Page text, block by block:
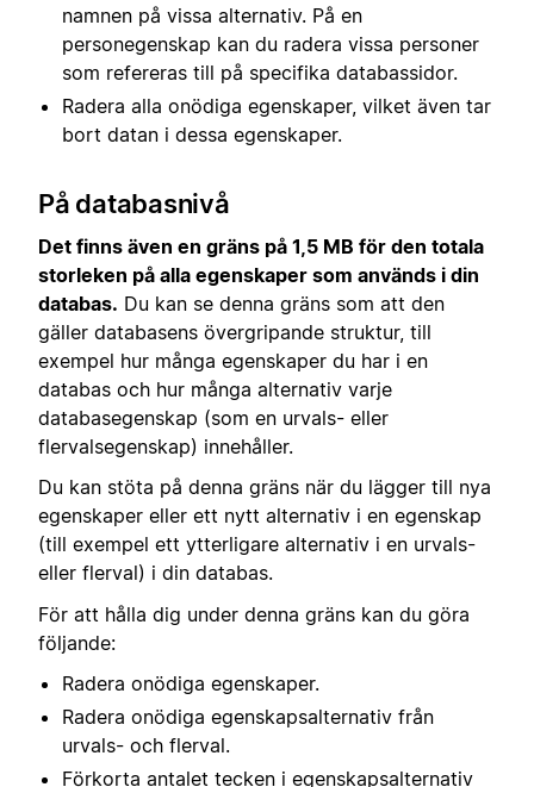
namnen på vissa alternativ. På en
personegenskap kan du radera vissa personer
som refereras till på specifika databassidor.
Radera alla onödiga egenskaper, vilket även tar
bort datan i dessa egenskaper.
På databasnivå
Det finns även en gräns på 1,5 MB för den totala
storleken på alla egenskaper som används i din
databas. Du kan se denna gräns som att den
gäller databasens övergripande struktur, till
exempel hur många egenskaper du har i en
databas och hur många alternativ varje
databasegenskap (som en urvals- eller
flervalsegenskap) innehåller.
Du kan stöta på denna gräns när du lägger till nya
egenskaper eller ett nytt alternativ i en egenskap
(till exempel ett ytterligare alternativ i en urvals-
eller flerval) i din databas.
För att hålla dig under denna gräns kan du göra
följande:
Radera onödiga egenskaper.
Radera onödiga egenskapsalternativ från
urvals- och flerval.
Förkorta antalet tecken i egenskapsalternativ